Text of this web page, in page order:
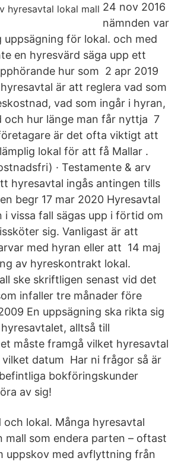
24 nov 2016
nämnden var
uppsägning för lokal. och med
en hyresvärd säga upp ett
hur som 2 apr 2019
är att reglera vad som
vad som ingår i hyran,
och hur länge man får nyttja 7
är det ofta viktigt att
lokal för att få Mallar .
· Testamente & arv
hyresavtal ingås antingen tills
begr 17 mar 2020 Hyresavtal
i vissa fall sägas upp i förtid om
sig. Vanligast är att
med hyran eller att 14 maj
av hyreskontrakt lokal.
ske skriftligen senast vid det
infaller tre månader före
En uppsägning ska rikta sig
alltså till
måste framgå vilket hyresavtal
vilket datum Har ni frågor så är
bokföringskunder
av sig!
och lokal. Många hyresavtal
mall som endera parten – oftast
uppskov med avflyttning från